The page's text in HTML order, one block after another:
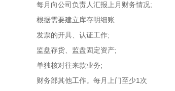
每月向公司负责人汇报上月财务情况;
根据需要建立库存明细账
发票的开具、认证工作;
监盘存货、监盘固定资产;
单独核对往来款业务;
财务部其他工作。每月上门至少1次